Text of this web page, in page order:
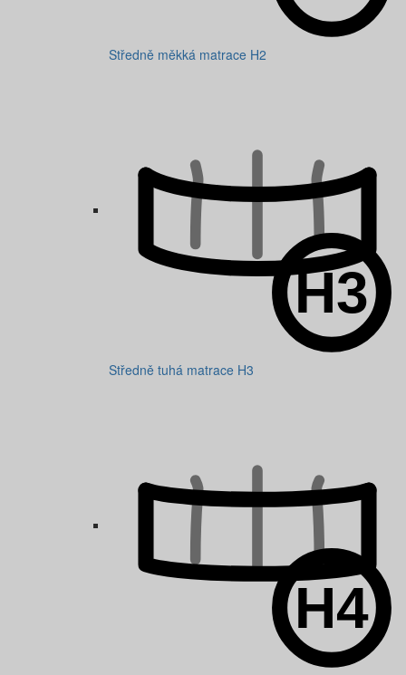
Středně měkká matrace H2
Středně tuhá matrace H3